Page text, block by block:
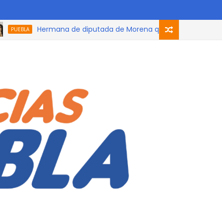
Hermana de diputada de Morena que participó en el